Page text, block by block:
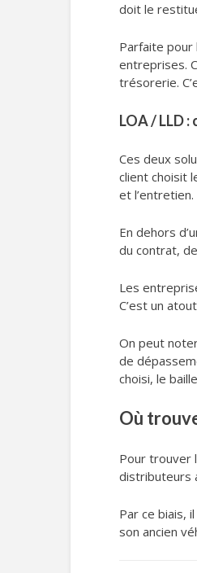
doit le
Parfaite pour
entreprises.
trésorerie.
LOA / LLD
Ces deux
client choisit
et l’entretien.
En dehors
du contrat,
Les
C’est un
On peut
de
choisi, le
Où
Pour trouver
distributeurs
Par ce biais,
son ancien